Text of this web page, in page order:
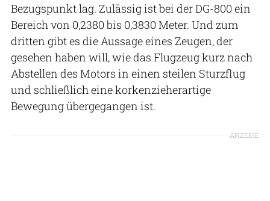
Bezugspunkt lag. Zulässig ist bei der DG-800 ein
Bereich von 0,2380 bis 0,3830 Meter. Und zum
dritten gibt es die Aussage eines Zeugen, der
gesehen haben will, wie das Flugzeug kurz nach
Abstellen des Motors in einen steilen Sturzflug
und schließlich eine korkenzieherartige
Bewegung übergegangen ist.
ANZEIGE